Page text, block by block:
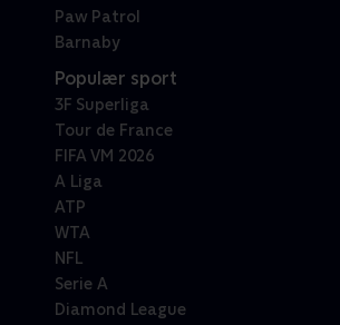
Paw Patrol
Barnaby
Populær sport
3F Superliga
Tour de France
FIFA VM 2026
A Liga
ATP
WTA
NFL
Serie A
Diamond League